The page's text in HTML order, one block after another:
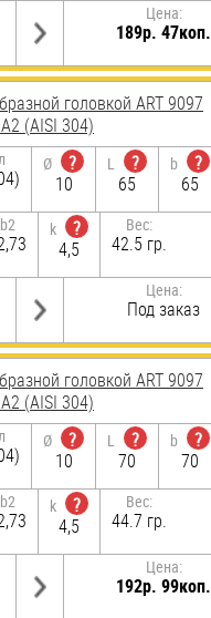
Цена:
189р. 47коп.
головкой ART 9097
(AISI 304)
Ø
?
10
L
?
65
b
?
65
b2 k
?
4,5
Вес:
42.5 гр.
Цена:
Под заказ
головкой ART 9097
(AISI 304)
Ø
?
10
L
?
70
b
?
70
b2 k
?
4,5
Вес:
44.7 гр.
Цена:
192р. 99коп.